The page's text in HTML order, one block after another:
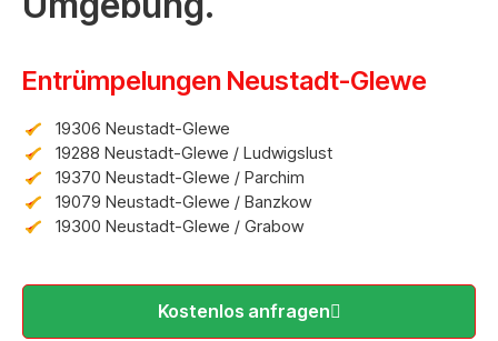
Entrümpelungen Neustadt-Glewe
19306 Neustadt-Glewe
19288 Neustadt-Glewe / Ludwigslust
19370 Neustadt-Glewe / Parchim
19079 Neustadt-Glewe / Banzkow
19300 Neustadt-Glewe / Grabow
Kostenlos anfragen